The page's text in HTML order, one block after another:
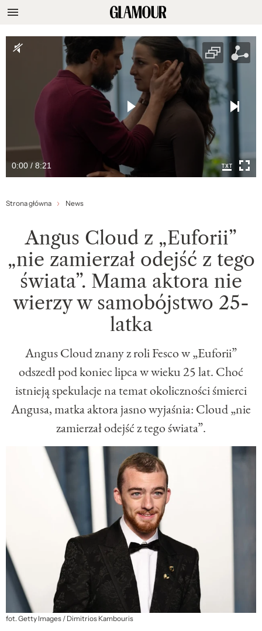
0:00 / 8:21
Strona główna News
Angus Cloud z „Euforii”
„nie zamierzał odejść z tego
świata”. Mama aktora nie
wierzy w samobójstwo 25-
latka
Angus Cloud znany z roli Fesco w „Euforii”
odszedł pod koniec lipca w wieku 25 lat. Choć
istnieją spekulacje na temat okoliczności śmierci
Angusa, matka aktora jasno wyjaśnia: Cloud „nie
zamierzał odejść z tego świata”.
fot. Getty Images / Dimitrios Kambouris